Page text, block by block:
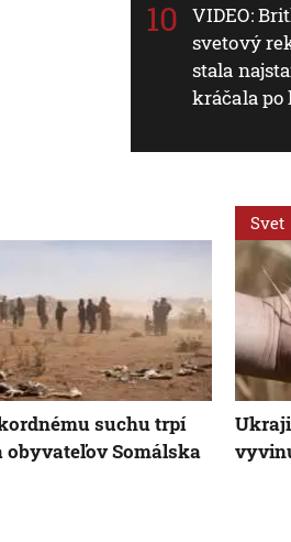
VIDEO:
svetový
stala
kráčala
suchu trpí
obyvateľov Somálska
Svet